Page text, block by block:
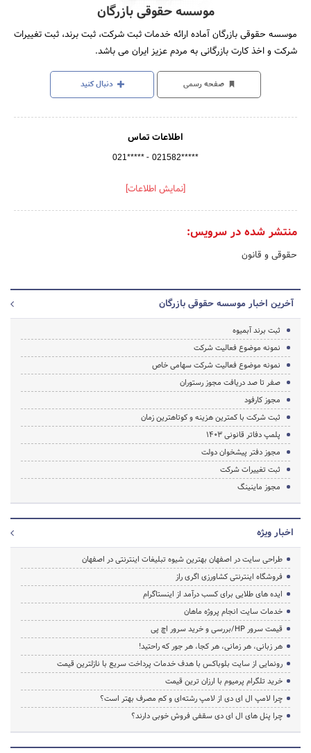
موسسه حقوقی بازرگان
موسسه حقوقی بازرگان آماده ارائه خدمات ثبت شرکت، ثبت برند، ثبت تغییرات
شرکت و اخذ کارت بازرگانی به مردم عزیز ایران می باشد.
صفحه رسمی دنبال کنید
اطلاعات تماس
021***** - 021582*****
[نمایش اطلاعات]
منتشر شده در سرویس:
حقوقی و قانون
آخرین اخبار موسسه حقوقی بازرگان
ثبت برند آبمیوه
نمونه موضوع فعالیت شرکت
نمونه موضوع فعالیت شرکت سهامی خاص
صفر تا صد دریافت مجوز رستوران
مجوز کارفود
ثبت شرکت با کمترین هزینه و کوتاهترین زمان
پلمپ دفاتر قانونی 1403
مجوز دفتر پیشخوان دولت
ثبت تغییرات شرکت
مجوز ماینینگ
اخبار ویژه
طراحی سایت در اصفهان بهترین شیوه تبلیغات اینترنتی در اصفهان
فروشگاه اینترنتی کشاورزی اگری راز
ایده های طلایی برای کسب درآمد از اینستاگرام
خدمات سایت انجام پروژه ماهان
قیمت سرور HP/بررسی و خرید سرور اچ پی
هر زبانی، هر زمانی، هر کجا، هر جور که راحتید!
رونمایی از سایت بلوباکس با هدف خدمات پرداخت سریع با نازلترین قیمت
خرید تلگرام پرمیوم با ارزان ترین قیمت
چرا لامپ ال ای دی از لامپ رشته‌ای و کم مصرف بهتر است؟
چرا پنل های ال ای دی سقفی فروش خوبی دارند؟